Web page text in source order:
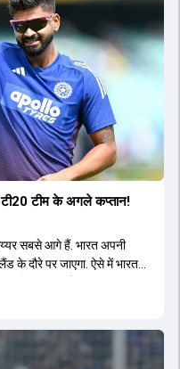
टीम के अगले कप्तान!
सबसे आगे हैं. भारत अपनी
के दौरे पर जाएगा. ऐसे में भारत
मिल सकता है.